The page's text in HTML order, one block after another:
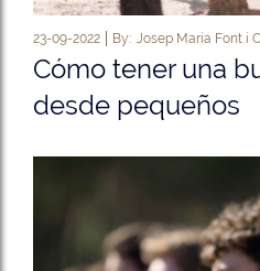
23-09-2022 By: Josep Maria Font i
Cómo tener una
desde pequeños